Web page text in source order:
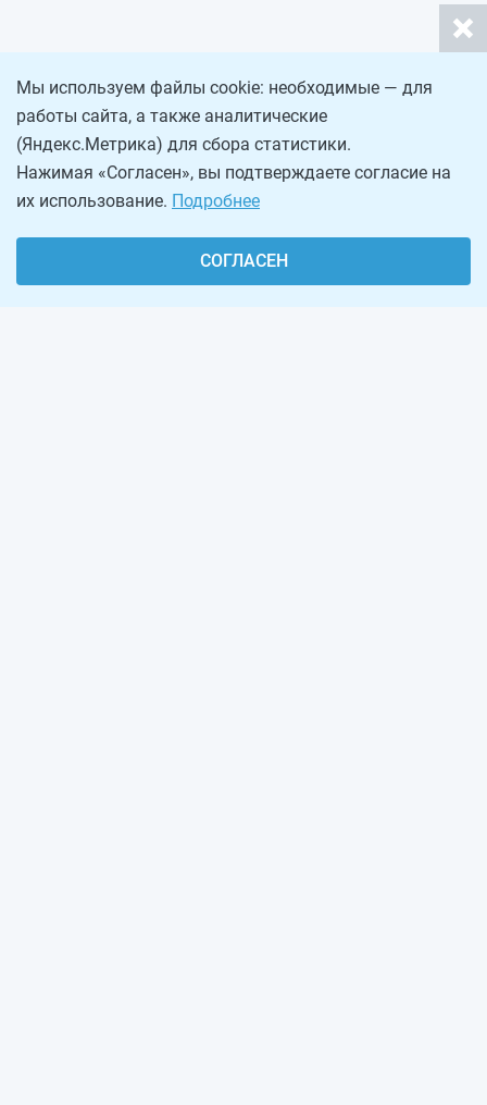
Мы используем файлы cookie: необходимые — для
работы сайта, а также аналитические
(Яндекс.Метрика) для сбора статистики.
Нажимая «Согласен», вы подтверждаете согласие на
их использование. Подробнее
СОГЛАСЕН